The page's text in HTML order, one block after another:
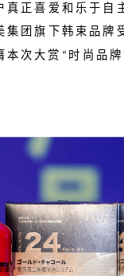
真正喜爱和乐于自
集团旗下韩束品牌
本次大赏 “ 时尚品牌